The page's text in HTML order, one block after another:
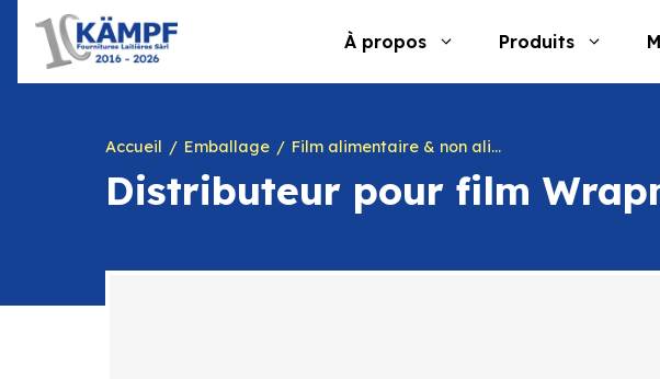
contenu
À propos Produits
Accueil Emballage Film alimentaire & non alimentaire
Distributeur pour film